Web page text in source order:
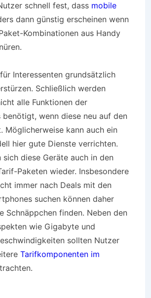
schnell fest, dass mobile
dann günstig erscheinen wenn
Kombinationen aus Handy
Interessenten grundsätzlich
Schließlich werden
alle Funktionen der
benötigt, wenn diese neu auf den
Möglicherweise kann auch ein
hier gute Dienste verrichten.
diese Geräte auch in den
Paketen wieder. Insbesondere
immer nach Deals mit den
suchen können daher
Schnäppchen finden. Neben den
wie Gigabyte und
sollten Nutzer
Tarifkomponenten im